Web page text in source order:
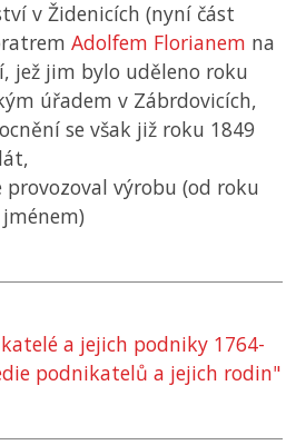
v Židenicích (nyní část
Adolfem Florianem na
jež jim bylo uděleno roku
úřadem v Zábrdovicích,
se však již roku 1849
výrobu (od roku
a jejich podniky 1764-
podnikatelů a jejich rodin"